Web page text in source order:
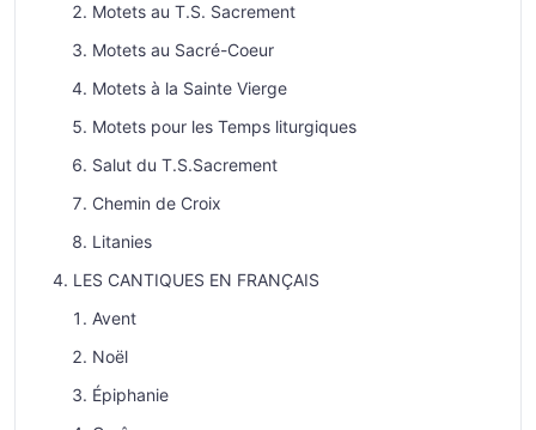
Motets au T.S. Sacrement
Motets au Sacré-Coeur
Motets à la Sainte Vierge
Motets pour les Temps liturgiques
Salut du T.S.Sacrement
Chemin de Croix
Litanies
LES CANTIQUES EN FRANÇAIS
Avent
Noël
Épiphanie